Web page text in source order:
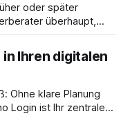
oder später
überhaupt,
eine Steuersoftware
Veränderungen
meist
Ihren digitalen
Ohne klare Planung
Login ist Ihr zentraler